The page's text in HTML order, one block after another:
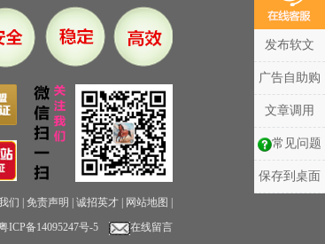
们 免责声明 诚招英才 网站地图
ICP备14095247号-5 在线留言
发布软文
广告自助购
文章调用
常见问题
保存到桌面